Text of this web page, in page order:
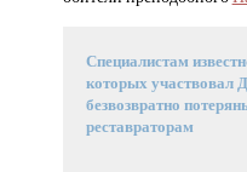
Специалистам
которых участвовал
безвозвратно
реставраторам